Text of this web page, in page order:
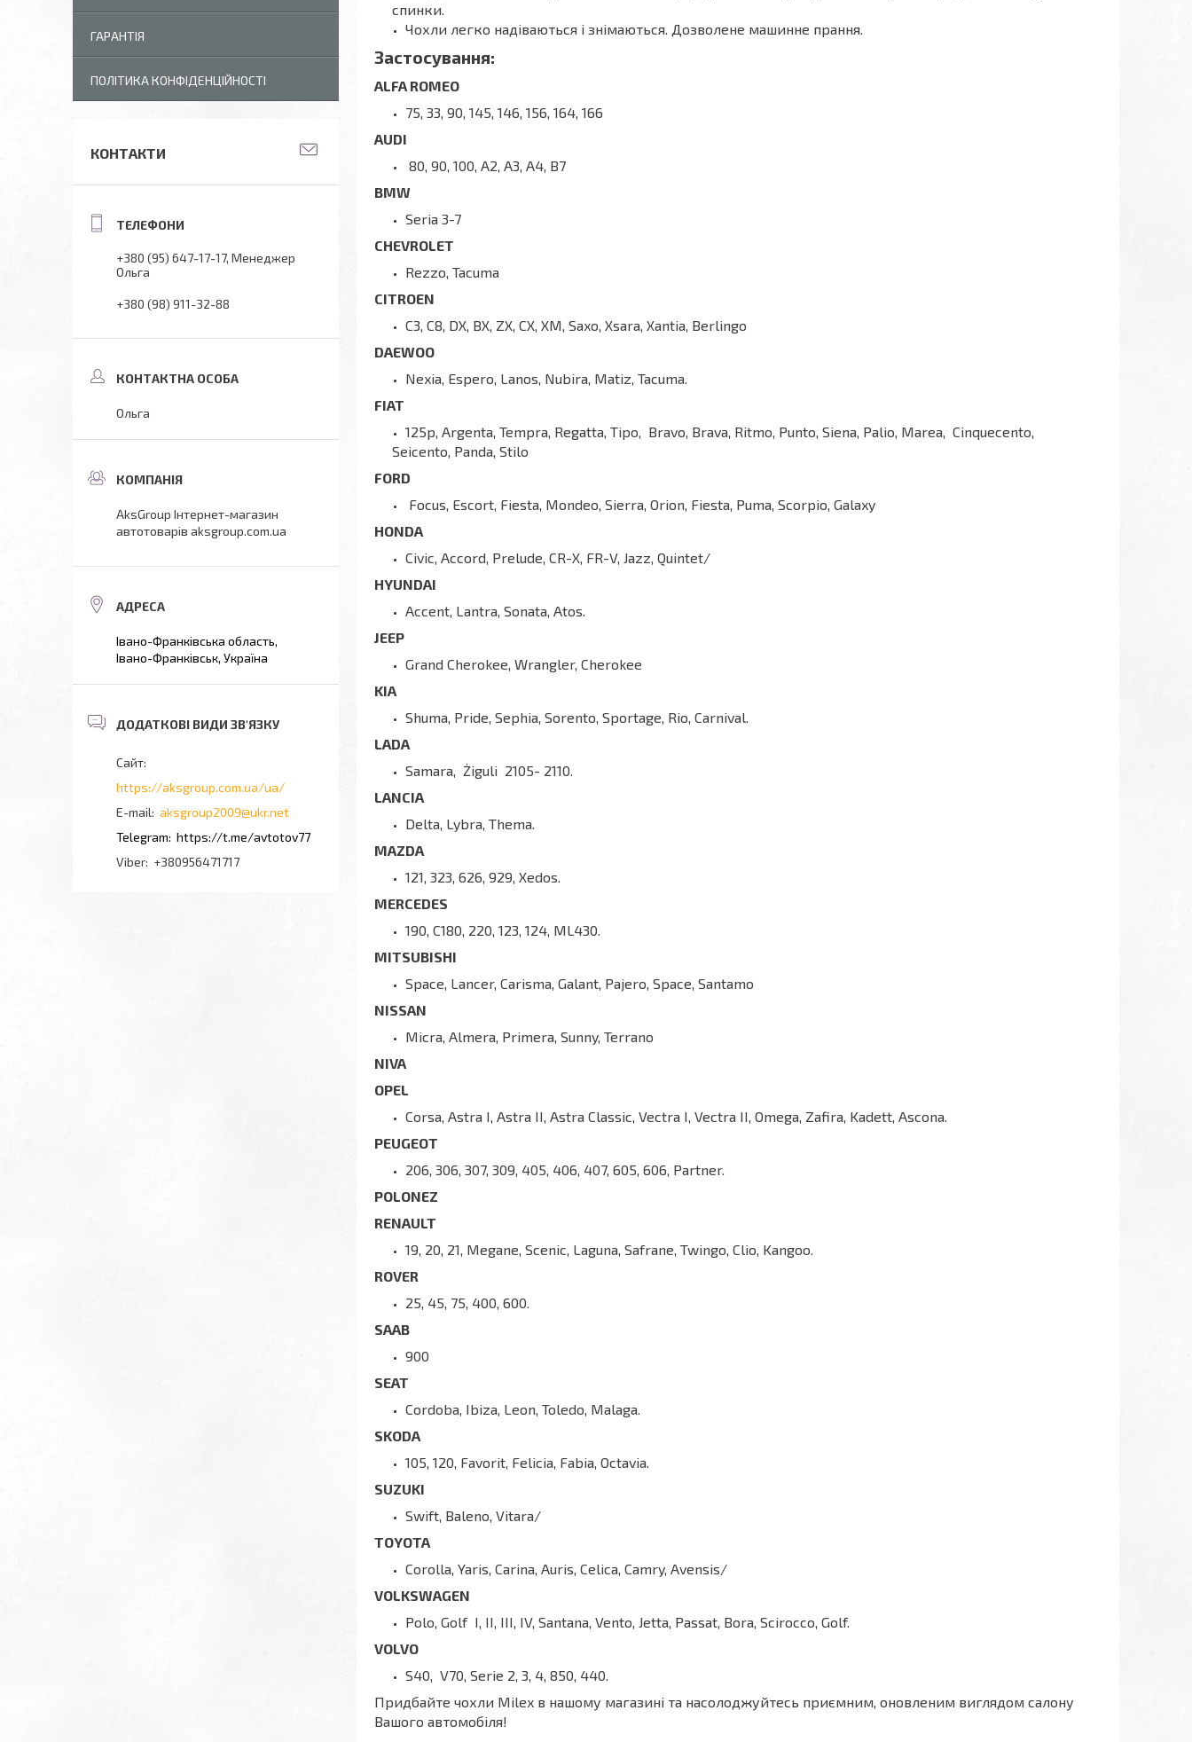
спинки.
Чохли легко надіваються і знімаються. Дозволене машинне прання.
Застосування:
ALFA ROMEO
75, 33, 90, 145, 146, 156, 164, 166
AUDI
80, 90, 100, A2, A3, A4, B7
BMW
Seria 3-7
CHEVROLET
Rezzo, Tacuma
CITROEN
C3, C8, DX, BX, ZX, CX, XM, Saxo, Xsara, Xantia, Berlingo
DAEWOO
Nexia, Espero, Lanos, Nubira, Matiz, Tacuma.
FIAT
125p, Argenta, Tempra, Regatta, Tipo, Bravo, Brava, Ritmo, Punto, Siena, Palio, Marea, Cinquecento,
Seicento, Panda, Stilo
FORD
Focus, Escort, Fiesta, Mondeo, Sierra, Orion, Fiesta, Puma, Scorpio, Galaxy
HONDA
Civic, Accord, Prelude, CR-X, FR-V, Jazz, Quintet/
HYUNDAI
Accent, Lantra, Sonata, Atos.
JEEP
Grand Cherokee, Wrangler, Cherokee
KIA
Shuma, Pride, Sephia, Sorento, Sportage, Rio, Carnival.
LADA
Samara, Żiguli 2105- 2110.
LANCIA
Delta, Lybra, Thema.
MAZDA
121, 323, 626, 929, Xedos.
MERCEDES
190, C180, 220, 123, 124, ML430.
MITSUBISHI
Space, Lancer, Carisma, Galant, Pajero, Space, Santamo
NISSAN
Micra, Almera, Primera, Sunny, Terrano
NIVA
OPEL
Corsa, Astra I, Astra II, Astra Classic, Vectra I, Vectra II, Omega, Zafira, Kadett, Ascona.
PEUGEOT
206, 306, 307, 309, 405, 406, 407, 605, 606, Partner.
POLONEZ
RENAULT
19, 20, 21, Megane, Scenic, Laguna, Safrane, Twingo, Clio, Kangoo.
ROVER
25, 45, 75, 400, 600.
SAAB
900
SEAT
Cordoba, Ibiza, Leon, Toledo, Malaga.
SKODA
105, 120, Favorit, Felicia, Fabia, Octavia.
SUZUKI
Swift, Baleno, Vitara/
TOYOTA
Corolla, Yaris, Carina, Auris, Celica, Camry, Avensis/
VOLKSWAGEN
Polo, Golf I, II, III, IV, Santana, Vento, Jetta, Passat, Bora, Scirocco, Golf.
VOLVO
S40, V70, Serie 2, 3, 4, 850, 440.
Придбайте чохли Milex в нашому магазині та насолоджуйтесь приємним, оновленим виглядом салону
Вашого автомобіля!
ГАРАНТІЯ
ПОЛІТИКА КОНФІДЕНЦІЙНОСТІ
КОНТАКТИ
+380 (95) 647-17-17 Менеджер
Ольга
+380 (98) 911-32-88
Ольга
AksGroup Інтернет-магазин
автотоварів aksgroup.com.ua
Івано-Франківська область,
Івано-Франківськ, Україна
https://aksgroup.com.ua/ua/
aksgroup2009@ukr.net
https://t.me/avtotov77
+380956471717